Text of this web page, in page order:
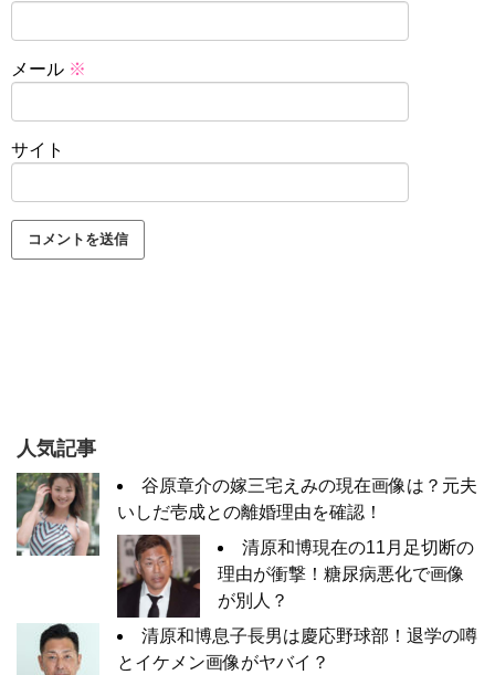
メール ※
サイト
人気記事
谷原章介の嫁三宅えみの現在画像は？元夫
いしだ壱成との離婚理由を確認！
清原和博現在の11月足切断の
理由が衝撃！糖尿病悪化で画像
が別人？
清原和博息子長男は慶応野球部！退学の噂
とイケメン画像がヤバイ？